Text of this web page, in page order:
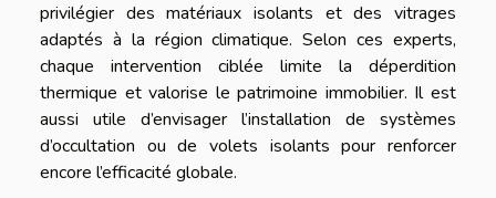
privilégier des matériaux isolants et des vitrages
adaptés à la région climatique. Selon ces experts,
chaque intervention ciblée limite la déperdition
thermique et valorise le patrimoine immobilier. Il est
aussi utile d’envisager l’installation de systèmes
d’occultation ou de volets isolants pour renforcer
encore l’efficacité globale.